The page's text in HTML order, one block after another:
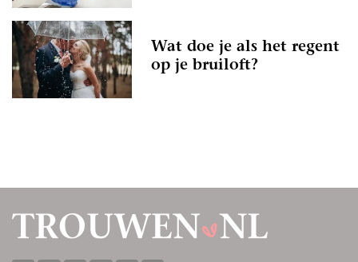
Wat doe je als het regent
op je bruiloft?